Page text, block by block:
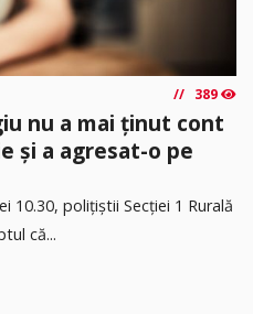
389
nu a mai ținut cont
și a agresat-o pe
10.30, polițiștii Secției 1 Rurală
că...